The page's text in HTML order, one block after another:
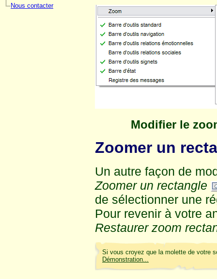
Nous contacter
Modifier le
Zoomer un
Un autre façon de
Zoomer un rectangle
de sélectionner une
Pour revenir à votre
Restaurer zoom
Si vous croyez que la molette de votre
Démonstration...